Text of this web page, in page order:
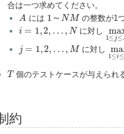
合は一つ求めてください。
A
A には 1 ～ NM
1～NM
の整数が1
i = 1,2, … , N
= 2 … に対し
1≤ j≤
j = 1,2, … , M
= 2 … に対し
1≤i
max
T
T個のテストケースが与えられ
約